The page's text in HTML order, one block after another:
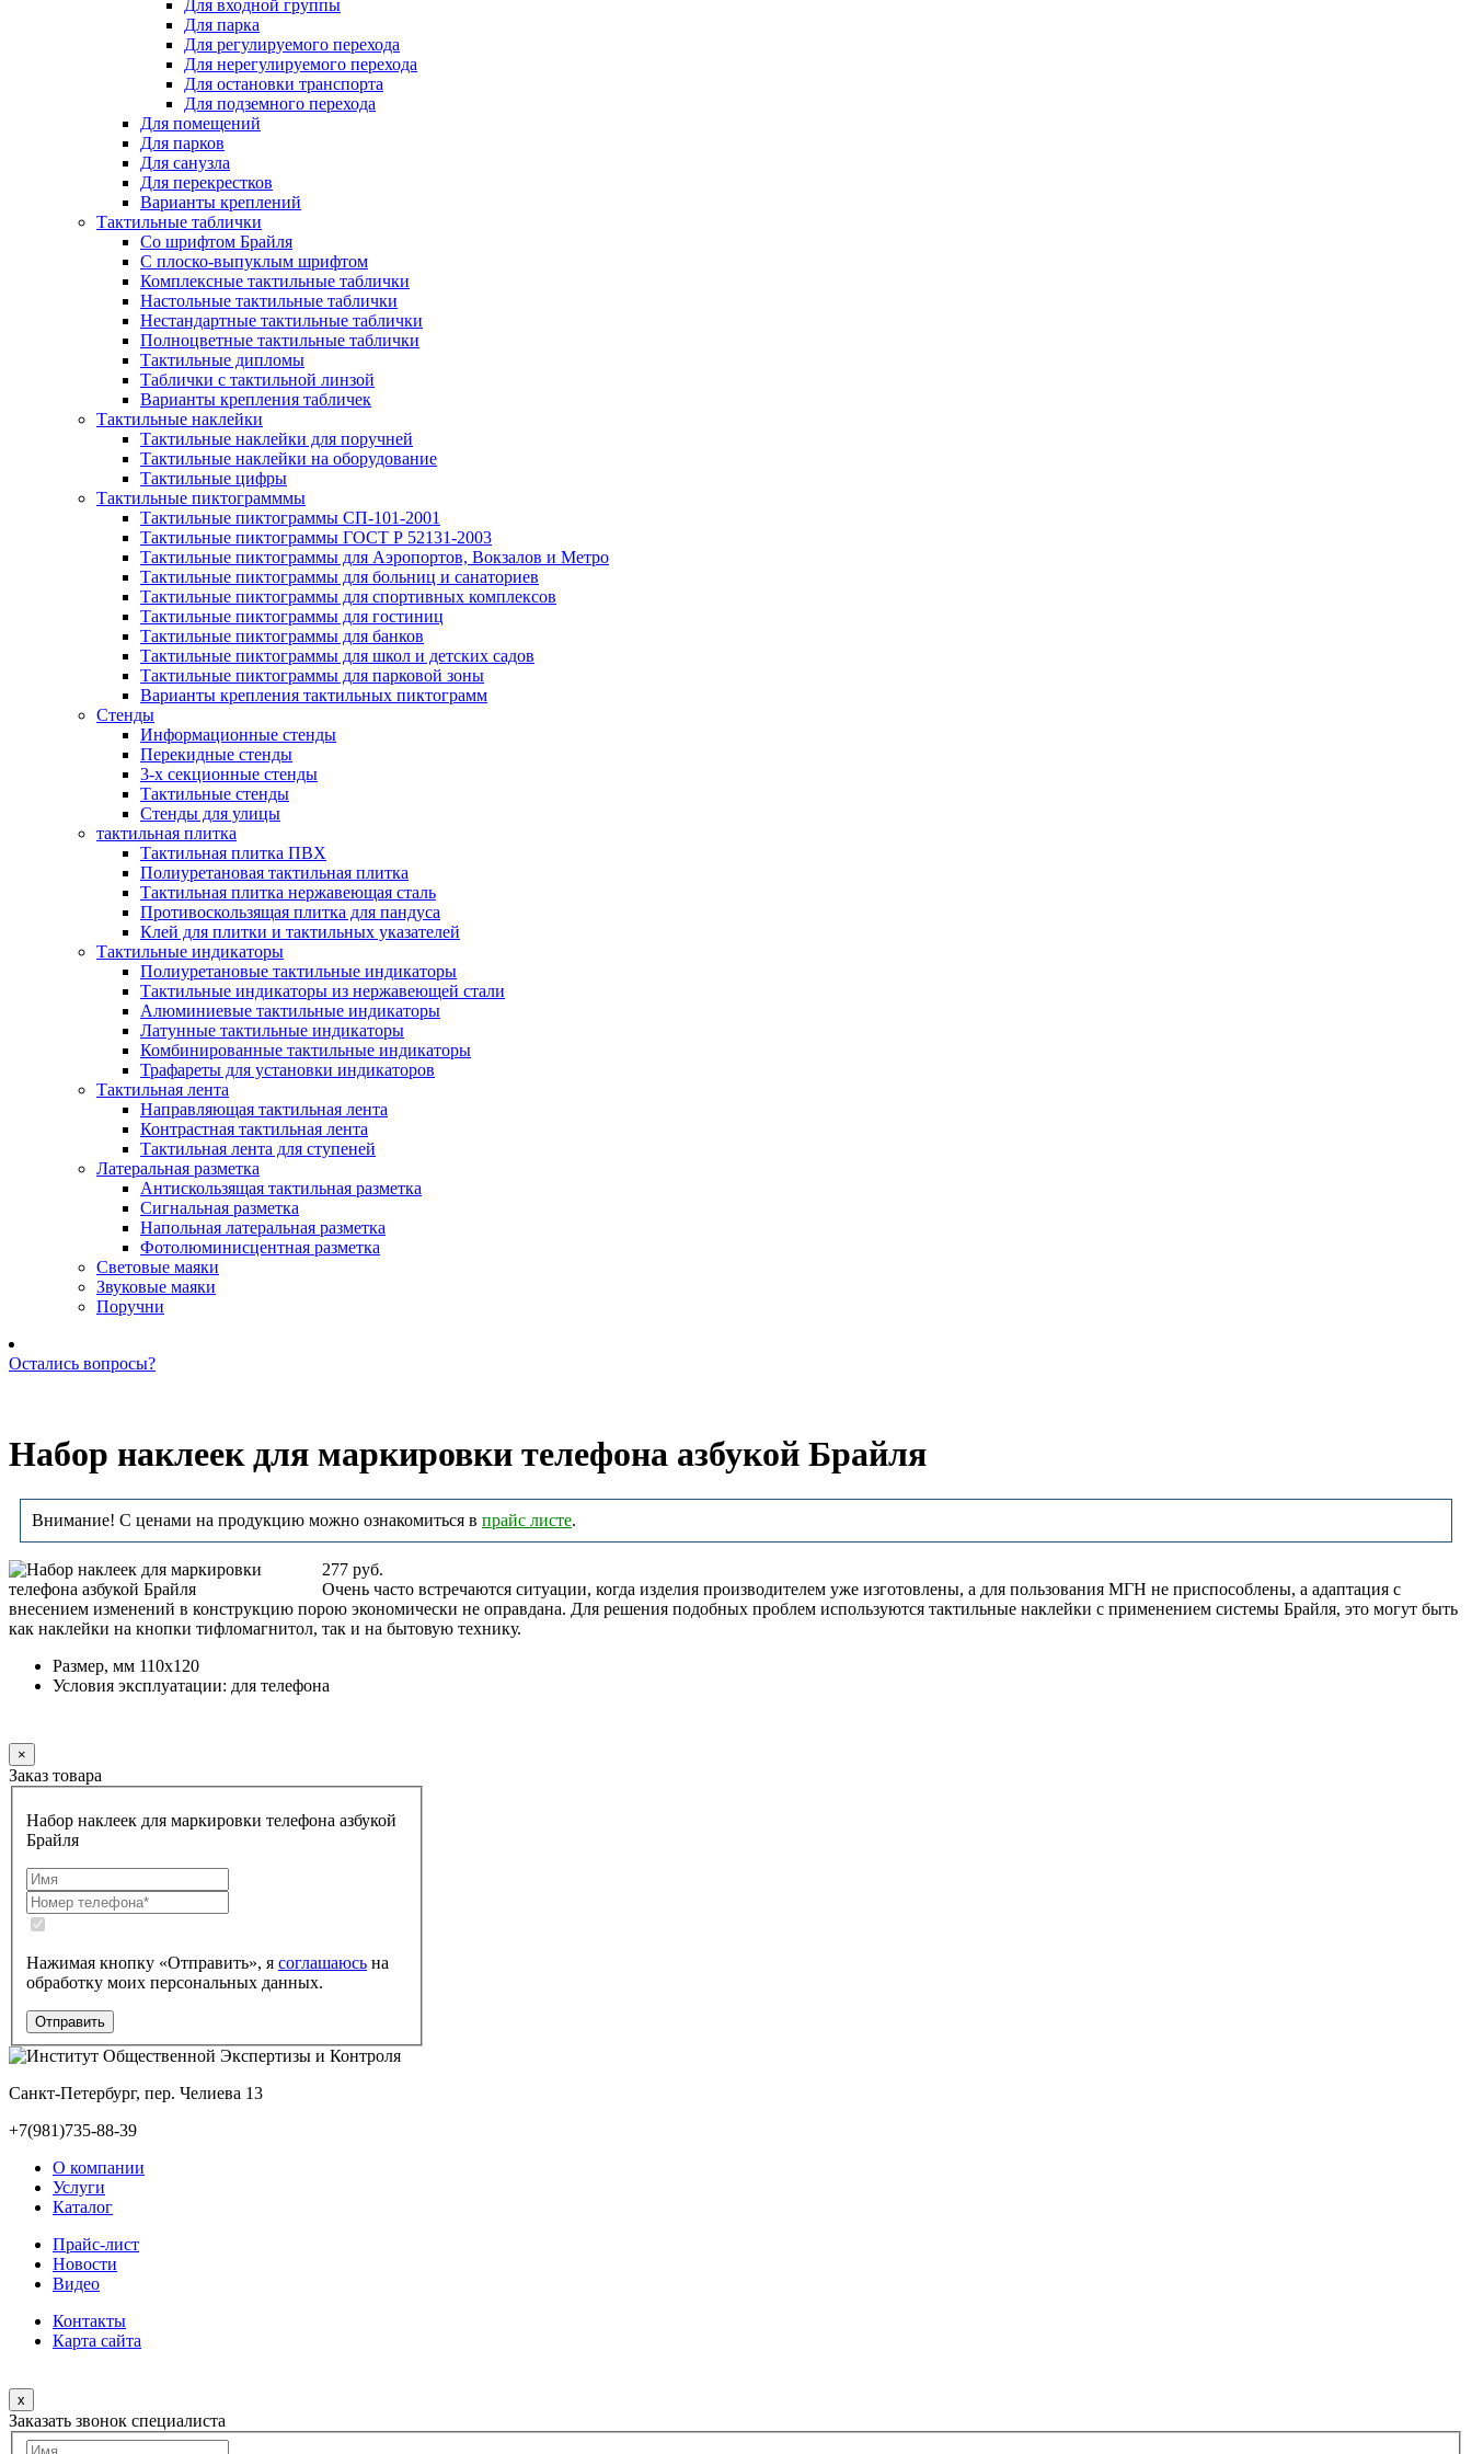
Для входной группы
Для парка
Для регулируемого перехода
Для нерегулируемого перехода
Для остановки транспорта
Для подземного перехода
Для помещений
Для парков
Для санузла
Для перекрестков
Варианты креплений
Тактильные таблички
Со шрифтом Брайля
С плоско-выпуклым шрифтом
Комплексные тактильные таблички
Настольные тактильные таблички
Нестандартные тактильные таблички
Полноцветные тактильные таблички
Тактильные дипломы
Таблички с тактильной линзой
Варианты крепления табличек
Тактильные наклейки
Тактильные наклейки для поручней
Тактильные наклейки на оборудование
Тактильные цифры
Тактильные пиктограмммы
Тактильные пиктограммы СП-101-2001
Тактильные пиктограммы ГОСТ Р 52131-2003
Тактильные пиктограммы для Аэропортов, Вокзалов и Метро
Тактильные пиктограммы для больниц и санаториев
Тактильные пиктограммы для спортивных комплексов
Тактильные пиктограммы для гостиниц
Тактильные пиктограммы для банков
Тактильные пиктограммы для школ и детских садов
Тактильные пиктограммы для парковой зоны
Варианты крепления тактильных пиктограмм
Стенды
Информационные стенды
Перекидные стенды
3-х секционные стенды
Тактильные стенды
Стенды для улицы
тактильная плитка
Тактильная плитка ПВХ
Полиуретановая тактильная плитка
Тактильная плитка нержавеющая сталь
Противоскользящая плитка для пандуса
Клей для плитки и тактильных указателей
Тактильные индикаторы
Полиуретановые тактильные индикаторы
Тактильные индикаторы из нержавеющей стали
Алюминиевые тактильные индикаторы
Латунные тактильные индикаторы
Комбинированные тактильные индикаторы
Трафареты для установки индикаторов
Тактильная лента
Направляющая тактильная лента
Контрастная тактильная лента
Тактильная лента для ступеней
Латеральная разметка
Антискользящая тактильная разметка
Сигнальная разметка
Напольная латеральная разметка
Фотолюминисцентная разметка
Световые маяки
Звуковые маяки
Поручни
Остались вопросы?
Набор наклеек для маркировки телефона азбукой Брайля
Внимание! С ценами на продукцию можно ознакомиться в прайс листе.
277 руб.
Очень часто встречаются ситуации, когда изделия производителем уже изготовлены, а для пользования МГН не приспособлены, а адаптация с
внесением изменений в конструкцию порою экономически не оправдана. Для решения подобных проблем используются тактильные наклейки с применением системы Брайля, это могут быть
как наклейки на кнопки тифломагнитол, так и на бытовую технику.
Размер, мм 110х120
Условия эксплуатации: для телефона
×
Заказ товара
Набор наклеек для маркировки телефона азбукой
Брайля
Нажимая кнопку «Отправить», я соглашаюсь на
обработку моих персональных данных.
Санкт-Петербург, пер. Челиева 13
+7(981)735-88-39
О компании
Услуги
Каталог
Прайс-лист
Новости
Видео
Контакты
Карта сайта
x
Заказать звонок специалиста